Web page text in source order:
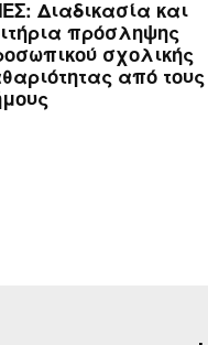
Διαδικασία και
πρόσληψης
σχολικής
από τους